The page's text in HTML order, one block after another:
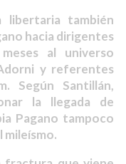
libertaria también
hacia dirigentes
al universo
y referentes
Según Santillán,
la llegada de
Pagano tampoco